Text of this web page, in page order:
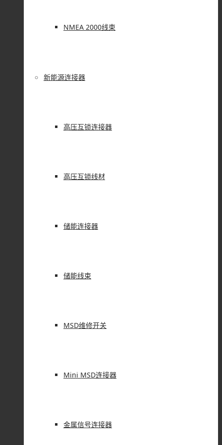
NMEA 2000线束
新能源连接器
高压互锁连接器
高压互锁线材
储能连接器
储能线束
MSD维修开关
Mini MSD连接器
金属信号连接器